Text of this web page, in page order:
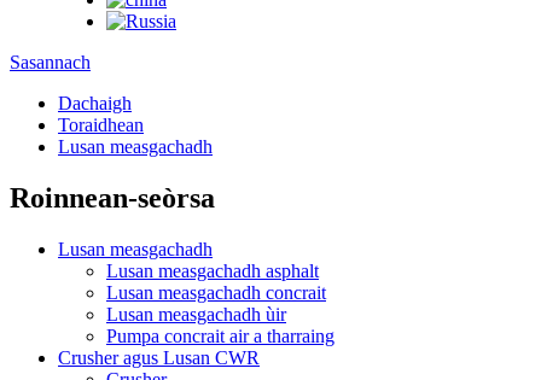
Sasannach
Dachaigh
Toraidhean
Lusan measgachadh
Roinnean-seòrsa
Lusan measgachadh
Lusan measgachadh asphalt
Lusan measgachadh concrait
Lusan measgachadh ùir
Pumpa concrait air a tharraing
Crusher agus Lusan CWR